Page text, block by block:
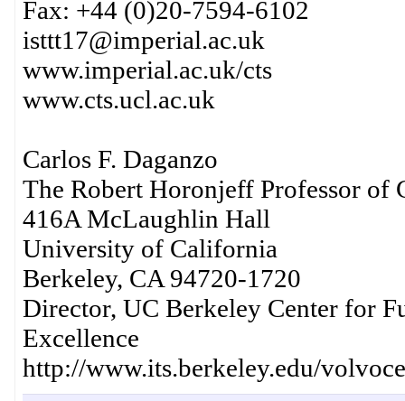
Fax: +44 (0)20-7594-6102
isttt17@imperial.ac.uk
www.imperial.ac.uk/cts
www.cts.ucl.ac.uk
Carlos F. Daganzo
The Robert Horonjeff Professor
416A McLaughlin Hall
University of California
Berkeley, CA 94720-1720
Director, UC Berkeley Center for
Excellence
http://www.its.berkeley.edu/